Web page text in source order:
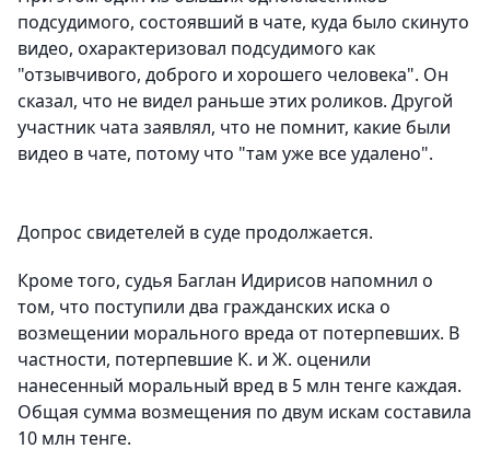
подсудимого, состоявший в чате, куда было скинуто
видео, охарактеризовал подсудимого как
"отзывчивого, доброго и хорошего человека". Он
сказал, что не видел раньше этих роликов. Другой
участник чата заявлял, что не помнит, какие были
видео в чате, потому что "там уже все удалено".
Допрос свидетелей в суде продолжается.
Кроме того, судья Баглан Идирисов напомнил о
том, что поступили два гражданских иска о
возмещении морального вреда от потерпевших. В
частности, потерпевшие К. и Ж. оценили
нанесенный моральный вред в 5 млн тенге каждая.
Общая сумма возмещения по двум искам составила
10 млн тенге.